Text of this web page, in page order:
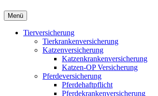
Menü
Tierversicherung
Tierkrankenversicherung
Katzenversicherung
Katzenkrankenversicherung
Katzen-OP Versicherung
Pferdeversicherung
Pferdehaftpflicht
Pferdekrankenversicherung